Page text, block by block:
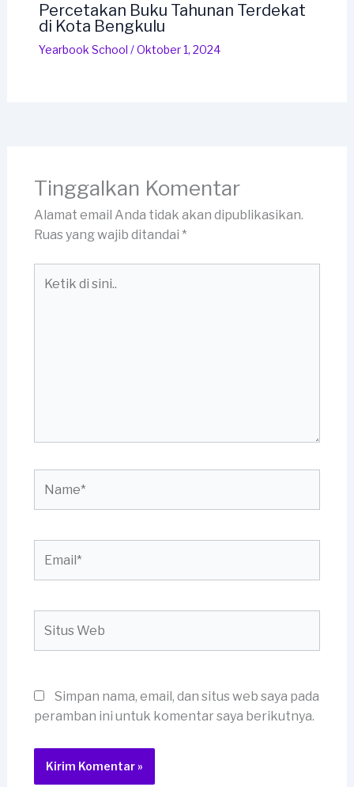
Percetakan Buku Tahunan Terdekat
di Kota Bengkulu
Yearbook School /Oktober 1, 2024
Tinggalkan Komentar
Alamat email Anda tidak akan dipublikasikan.
Ruas yang wajib ditandai *
Web
Simpan nama, email, dan situs web saya pada
peramban ini untuk komentar saya berikutnya.